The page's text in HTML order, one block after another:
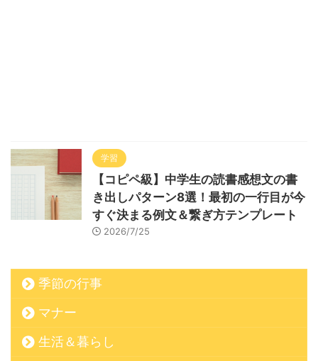
学習
【コピペ級】中学生の読書感想文の書
き出しパターン8選！最初の一行目が今
すぐ決まる例文＆繋ぎ方テンプレート
2026/7/25
季節の行事
マナー
生活＆暮らし